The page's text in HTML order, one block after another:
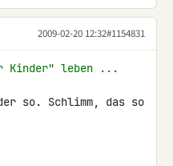
2009-02-20 12:32#1154831
Kinder" leben ...
so. Schlimm, das so